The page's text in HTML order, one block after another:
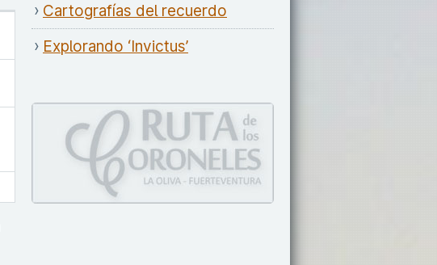
Cartografías del recuerdo
Explorando ‘Invictus’